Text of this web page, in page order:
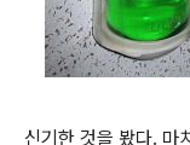
신기한 것을 봤다. 마